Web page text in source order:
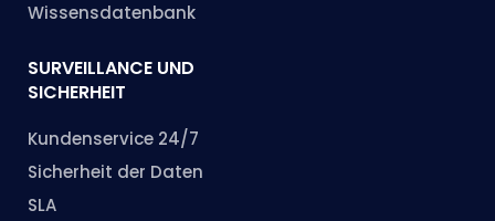
Wissensdatenbank
SURVEILLANCE UND
SICHERHEIT
Kundenservice 24/7
Sicherheit der Daten
SLA